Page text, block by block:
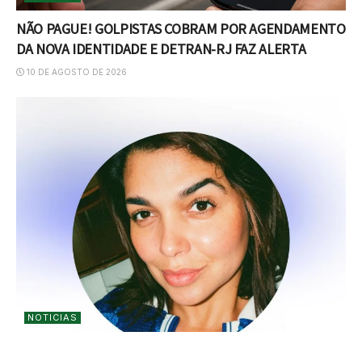
NÃO PAGUE! GOLPISTAS COBRAM POR AGENDAMENTO
DA NOVA IDENTIDADE E DETRAN-RJ FAZ ALERTA
10 DE AGOSTO DE 2026
NOTICIAS